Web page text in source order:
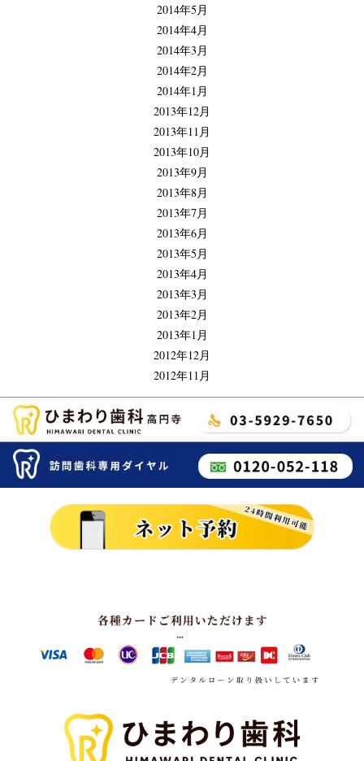
2014年5月
2014年4月
2014年3月
2014年2月
2014年1月
2013年12月
2013年11月
2013年10月
2013年9月
2013年8月
2013年7月
2013年6月
2013年5月
2013年4月
2013年3月
2013年2月
2013年1月
2012年12月
2012年11月